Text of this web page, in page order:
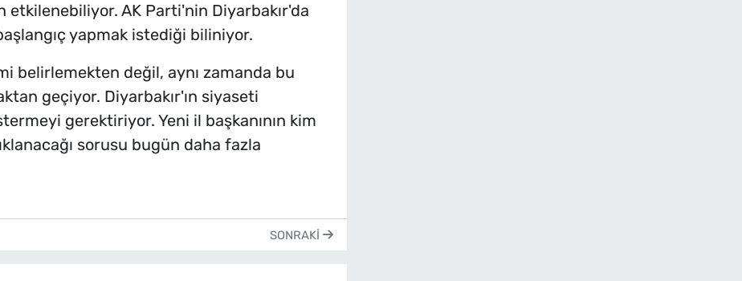
AK Parti'nin Diyarbakır'da
yapmak istediği biliniyor.
belirlemekten değil, aynı zamanda bu
geçiyor. Diyarbakır'ın siyaseti
gerektiriyor. Yeni il başkanının kim
sorusu bugün daha fazla
SONRAKI